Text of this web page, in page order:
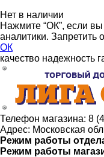
Нет в наличии
Нажмите “ОК”, если
аналитики. Запретить
ОК
качество надежность
Телефон магазина: 8
Адрес: Московская
Режим работы
Режим работы